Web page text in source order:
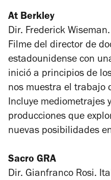
At Berkley
Dir. Frederick
Filme del director de
estadounidense con
inició a principios de
nos muestra el trabajo
Incluye mediometrajes
producciones que
nuevas posibilidades
Sacro GRA
Dir. Gianfranco Rosi.